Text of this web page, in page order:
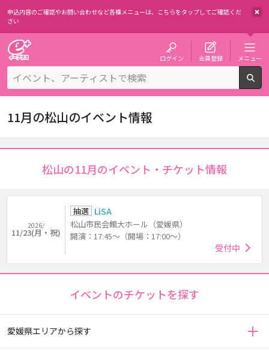
申込内容のご確認やお問い合わせなど各種メニューは、 こちらをタップしてご確認くだ
さい
ログイン 会員登録 メニュー
11月の松山のイベント情報
松山の11月のイベント・チケット情報
2026/
11/23(月・祝)
抽選 LiSA
松山市民会館大ホール（愛媛県）
開演：17:45～（開場：17:00～）
受付中
イベントのチケットを探す
愛媛県エリアから探す